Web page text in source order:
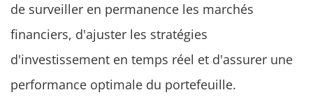
de surveiller en permanence les marchés
financiers, d'ajuster les stratégies
d'investissement en temps réel et d'assurer une
performance optimale du portefeuille.